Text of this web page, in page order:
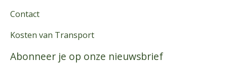
Contact
Kosten van Transport
Abonneer je op onze nieuwsbrief